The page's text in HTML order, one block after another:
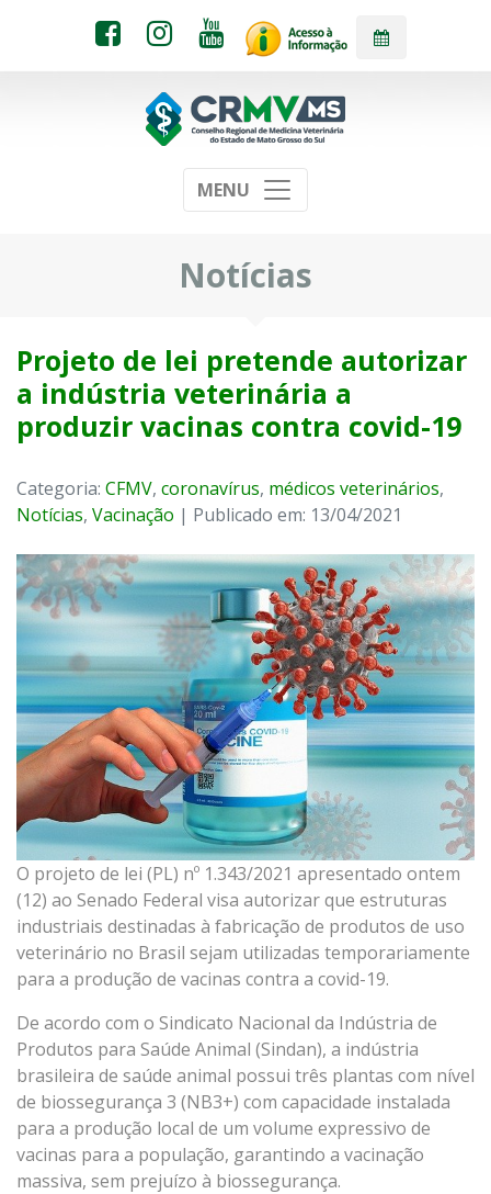
MENU
Notícias
Projeto de lei pretende autorizar
a indústria veterinária a
produzir vacinas contra covid-19
Categoria: CFMV, coronavírus, médicos veterinários,
Notícias, Vacinação | Publicado em: 13/04/2021
O projeto de lei (PL) nº 1.343/2021 apresentado ontem
(12) ao Senado Federal visa autorizar que estruturas
industriais destinadas à fabricação de produtos de uso
veterinário no Brasil sejam utilizadas temporariamente
para a produção de vacinas contra a covid-19.
De acordo com o Sindicato Nacional da Indústria de
Produtos para Saúde Animal (Sindan), a indústria
brasileira de saúde animal possui três plantas com nível
de biossegurança 3 (NB3+) com capacidade instalada
para a produção local de um volume expressivo de
vacinas para a população, garantindo a vacinação
massiva, sem prejuízo à biossegurança.